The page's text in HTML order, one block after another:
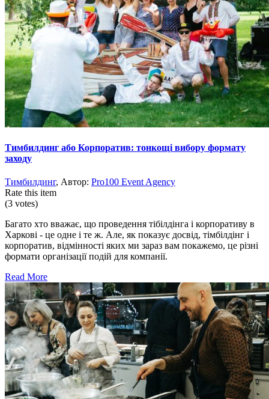
Тимбилдинг або Корпоратив: тонкощі вибору формату
заходу
Тимбилдинг, Автор: Pro100 Event Agency
Rate this item
(3 votes)
Багато хто вважає, що проведення тібілдінга і корпоративу в
Харкові - це одне і те ж. Але, як показує досвід, тімбілдінг і
корпоратив, відмінності яких ми зараз вам покажемо, це різні
формати організації подій для компанії.
Read More